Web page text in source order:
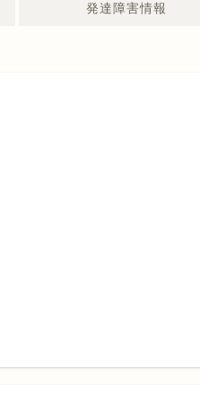
発達障害情報